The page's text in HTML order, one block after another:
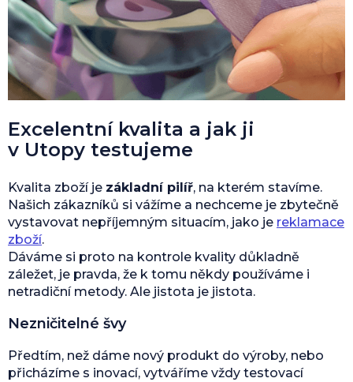
Excelentní kvalita a jak ji
v Utopy testujeme
Kvalita zboží je základní pilíř, na kterém stavíme.
Našich zákazníků si vážíme a nechceme je zbytečně
vystavovat nepříjemným situacím, jako je reklamace
zboží.
Dáváme si proto na kontrole kvality důkladně
záležet, je pravda, že k tomu někdy používáme i
netradiční metody. Ale jistota je jistota.
Nezničitelné švy
Předtím, než dáme nový produkt do výroby, nebo
přicházíme s inovací, vytváříme vždy testovací